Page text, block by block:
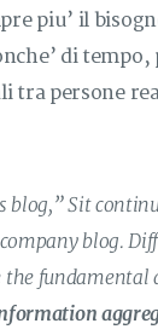
piu’ il
di
tra persone
blog,” Sit
blog.
the